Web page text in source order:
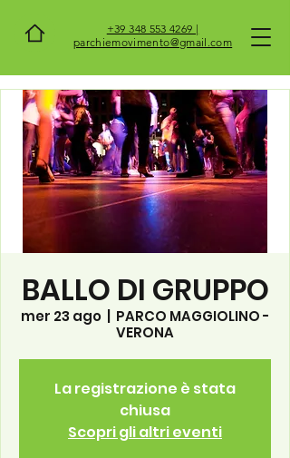
+39 348 553 4269 |
parchiemovimento@gmail.com
BALLO DI GRUPPO
mer 23 ago
  |
PARCO MAGGIOLINO -
VERONA
La registrazione è stata
chiusa
Scopri gli altri eventi